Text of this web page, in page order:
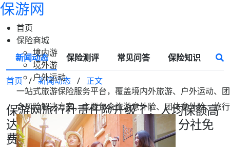
保游网
首页
保险商城
境内游
境外游
户外运动
一站式旅游保险服务平台，覆盖境内外旅游、户外运动、
合风险解决方案，主要包含旅游意外险、团体意外险、旅
新闻动态 保险测评 常见问答 保险知识
首页 / 新闻动态 / 正文
保游网旅行社责任险升级了！人均保额高
达150万，兼职随团人员都能保、分社免
费扩展